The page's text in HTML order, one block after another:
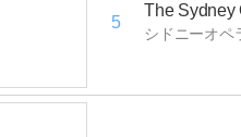
5
The Sydney
シドニーオペ